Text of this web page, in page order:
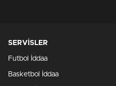
SERVİSLER
Futbol İddaa
Basketbol İddaa